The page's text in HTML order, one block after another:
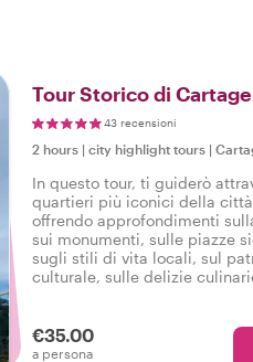
Tour Storico di
43 recensioni
2 hours | city highlight tours |
In questo tour, ti guiderò
quartieri più iconici della
offrendo approfondimenti
sui monumenti, sulle piazze
sugli stili di vita locali, sul
culturale, sulle delizie
€35.00
a persona